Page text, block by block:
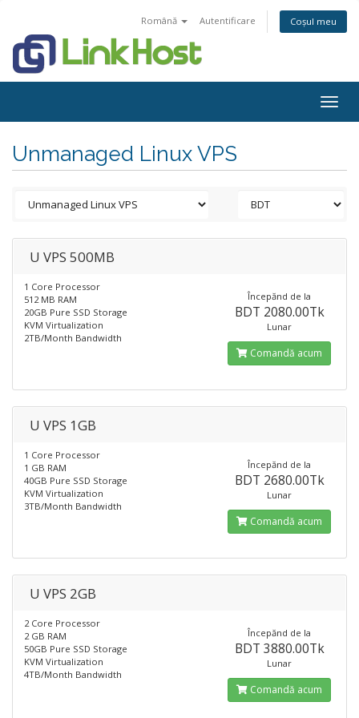
Română Autentificare Coșul meu
Unmanaged Linux VPS
U VPS 500MB
1 Core Processor
512 MB RAM
20GB Pure SSD Storage
KVM Virtualization
2TB/Month Bandwidth
Începănd de la
BDT 2080.00Tk
Lunar
Comandă acum
U VPS 1GB
1 Core Processor
1 GB RAM
40GB Pure SSD Storage
KVM Virtualization
3TB/Month Bandwidth
Începănd de la
BDT 2680.00Tk
Lunar
Comandă acum
U VPS 2GB
2 Core Processor
2 GB RAM
50GB Pure SSD Storage
KVM Virtualization
4TB/Month Bandwidth
Începănd de la
BDT 3880.00Tk
Lunar
Comandă acum